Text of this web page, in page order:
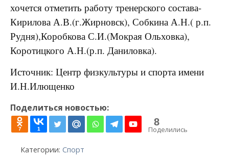
хочется отметить работу тренерского состава-
Кирилова А.В.(г.Жирновск), Собкина А.Н.( р.п.
Рудня),Коробкова С.И.(Мокрая Ольховка),
Коротицкого А.Н.(р.п. Даниловка).
Источник: Центр физкультуры и спорта имени
И.Н.Илющенко
Поделиться новостью:
7 1
8
Поделились
Категории: Спорт